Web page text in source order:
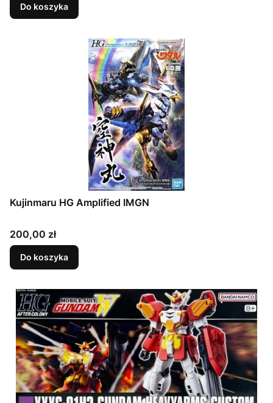
Do koszyka
Kujinmaru HG Amplified IMGN
Cena
200,00 zł
Do koszyka